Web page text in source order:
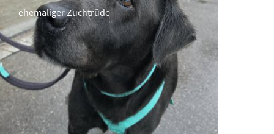
ehemaliger Zuchtrüde